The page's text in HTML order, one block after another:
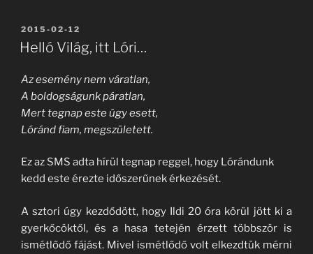
BEKÜLDVE:
2015-02-12
Helló Világ, itt Lóri…
Az esemény nem váratlan,
A boldogságunk páratlan,
Mert tegnap este úgy esett,
Lóránd fiam, megszületett.
Ez az SMS adta hírül tegnap reggel, hogy Lórándunk
kedd este érezte időszerűnek érkezését.
A sztori úgy kezdődött, hogy Ildi 20 óra körül jött ki a
gyerkőcöktől, és a hasa tetején érzett többször is
ismétlődő fájást. Mivel ismétlődő volt elkezdtük mérni